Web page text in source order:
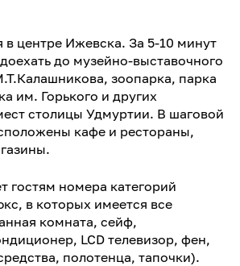
в центре Ижевска. За 5-10 минут
до музейно-выставочного
зоопарка, парка
им. Горького и других
столицы Удмуртии. В шаговой
кафе и рестораны,
гостям номера категорий
в которых имеется все
комната, сейф,
LCD телевизор, фен,
полотенца, тапочки).